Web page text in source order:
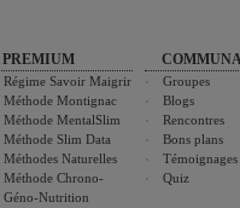
PREMIUM
Régime Savoir Maigrir
Méthode Montignac
Méthode MentalSlim
Méthode Slim Data
Méthodes Naturelles
Méthode Chrono-
Géno-Nutrition
Groupes
Blogs
Rencontres
Bons plans
Témoignages
Quiz